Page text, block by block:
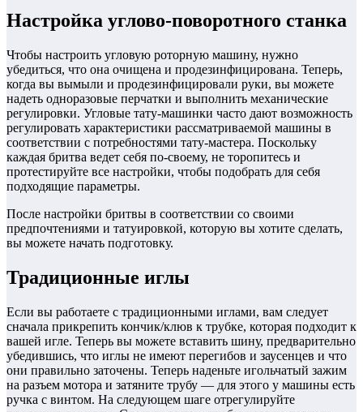
Настройка углово-поворотного станка
Чтобы настроить угловую роторную машину, нужно
убедиться, что она очищена и продезинфицирована. Теперь,
когда вы вымыли и продезинфицировали руки, вы можете
надеть одноразовые перчатки и выполнить механические
регулировки. Угловые тату-машинки часто дают возможность
регулировать характеристики рассматриваемой машины в
соответствии с потребностями тату-мастера. Поскольку
каждая бритва ведет себя по-своему, не торопитесь и
протестируйте все настройки, чтобы подобрать для себя
подходящие параметры.
После настройки бритвы в соответствии со своими
предпочтениями и татуировкой, которую вы хотите сделать,
вы можете начать подготовку.
Традиционные иглы
Если вы работаете с традиционными иглами, вам следует
сначала прикрепить кончик/клюв к трубке, которая подходит к
вашей игле. Теперь вы можете вставить шину, предварительно
убедившись, что иглы не имеют перегибов и заусенцев и что
они правильно заточены. Теперь наденьте игольчатый зажим
на разъем мотора и затяните трубу — для этого у машины есть
ручка с винтом. На следующем шаге отрегулируйте